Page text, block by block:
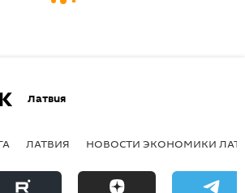
Латвия
ЛАТВИЯ НОВОСТИ ЭКОНОМИКИ